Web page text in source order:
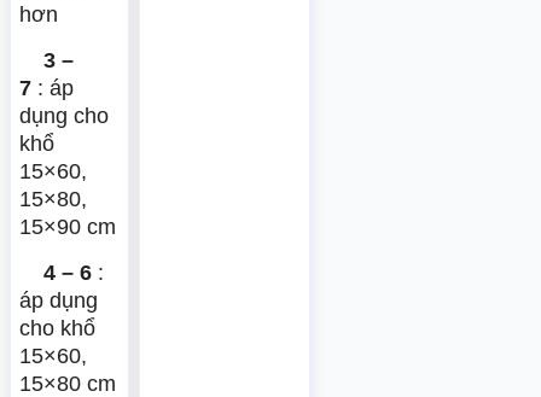
hơn
3 –
7 : áp
dụng cho
khổ
15×60,
15×80,
15×90 cm
4 – 6 :
áp dụng
cho khổ
15×60,
15×80 cm